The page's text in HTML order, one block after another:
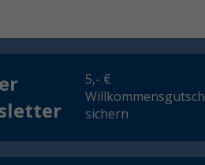
5,- €
sichern